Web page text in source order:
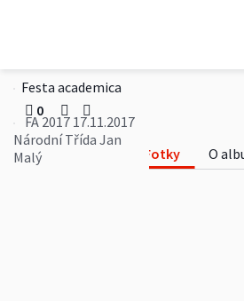
FA 2017
Festa academica
0
FA 2017 17.11.2017
Národní Třída Jan
Malý
Fotky O